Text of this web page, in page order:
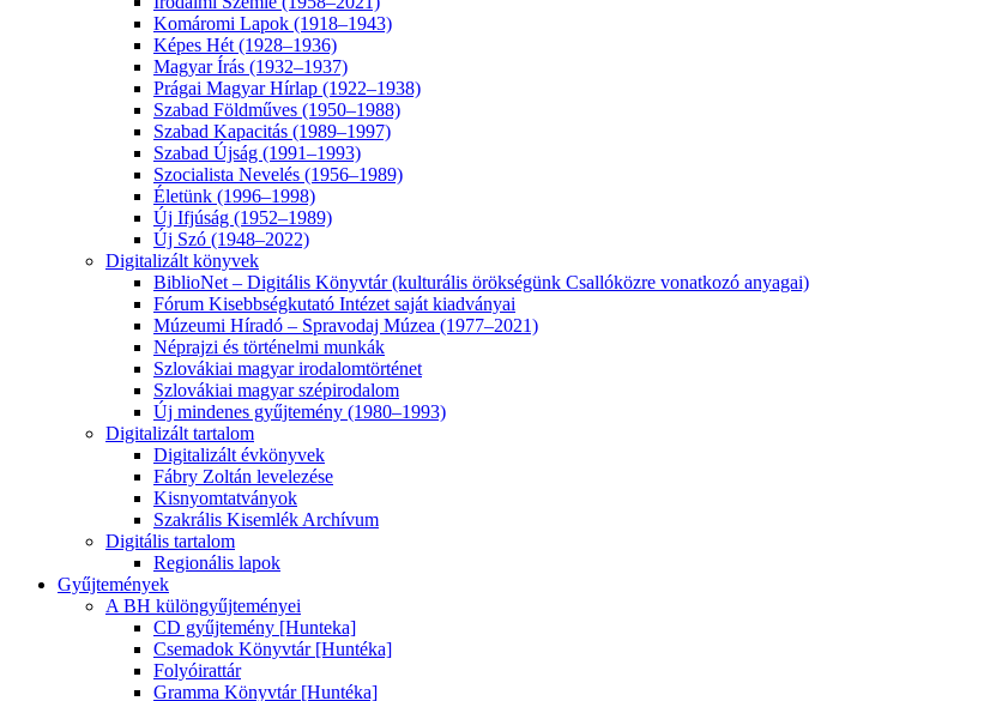
Komáromi Lapok (1918–1943)
Képes Hét (1928–1936)
Magyar Írás (1932–1937)
Prágai Magyar Hírlap (1922–1938)
Szabad Földműves (1950–1988)
Szabad Kapacitás (1989–1997)
Szabad Újság (1991–1993)
Szocialista Nevelés (1956–1989)
Életünk (1996–1998)
Új Ifjúság (1952–1989)
Új Szó (1948–2022)
Digitalizált könyvek
BiblioNet – Digitális Könyvtár (kulturális örökségünk Csallóközre vonatkozó anyagai)
Fórum Kisebbségkutató Intézet saját kiadványai
Múzeumi Híradó – Spravodaj Múzea (1977–2021)
Néprajzi és történelmi munkák
Szlovákiai magyar irodalomtörténet
Szlovákiai magyar szépirodalom
Új mindenes gyűjtemény (1980–1993)
Digitalizált tartalom
Digitalizált évkönyvek
Fábry Zoltán levelezése
Kisnyomtatványok
Szakrális Kisemlék Archívum
Digitális tartalom
Regionális lapok
Gyűjtemények
A BH különgyűjteményei
CD gyűjtemény [Hunteka]
Csemadok Könyvtár [Huntéka]
Folyóirattár
Gramma Könyvtár [Huntéka]